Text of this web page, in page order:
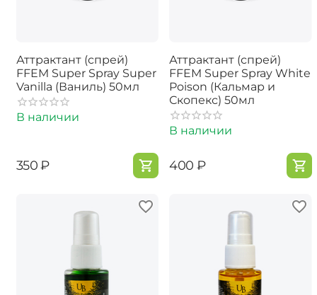
Аттрактант (спрей)
FFEM Super Spray Super
Vanilla (Ваниль) 50мл
В наличии
‍350‍ ₽
Аттрактант (спрей)
FFEM Super Spray White
Poison (Кальмар и
Скопекс) 50мл
В наличии
‍400‍ ₽